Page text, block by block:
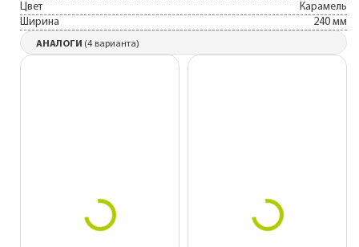
Цвет
Карамель
Ширина
240 мм
АНАЛОГИ (4 варианта)